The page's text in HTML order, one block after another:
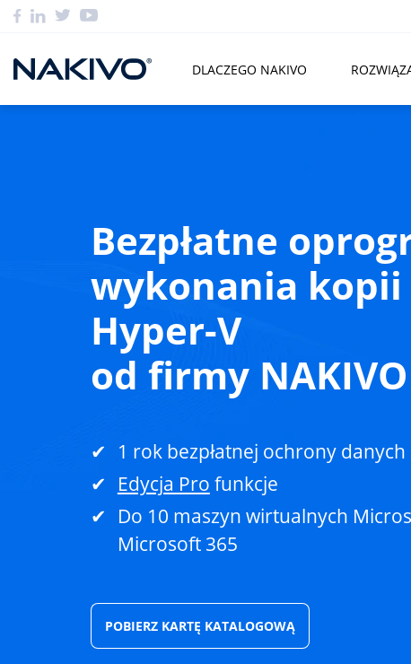
DLACZEGO NAKIVO
Bezpłatne
wykonania kopii
Hyper-V
od firmy NAKIVO
1 rok bezpłatnej ochrony danych
Edycja Pro funkcje
Do 10 maszyn wirtualnych
Microsoft 365
POBIERZ KARTĘ KATALOGOWĄ